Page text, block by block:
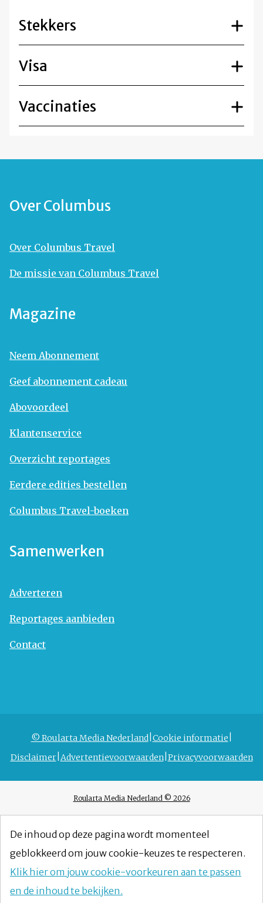
Stekkers
Visa
Vaccinaties
Over Columbus
Over Columbus Travel
De missie van Columbus Travel
Magazine
Neem Abonnement
Geef abonnement cadeau
Abovoordeel
Klantenservice
Overzicht reportages
Eerdere edities bestellen
Columbus Travel-boeken
Samenwerken
Adverteren
Reportages aanbieden
Contact
© Roularta Media Nederland Cookie informatie
Disclaimer Advertentievoorwaarden Privacyvoorwaarden
Roularta Media Nederland © 2026
De inhoud op deze pagina wordt momenteel
geblokkeerd om jouw cookie-keuzes te respecteren.
Klik hier om jouw cookie-voorkeuren aan te passen
en de inhoud te bekijken.